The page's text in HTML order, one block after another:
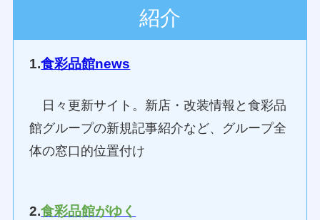
紹介
1.食彩品館news
日々更新サイト。新店・改装情報と食彩品
館グループの新規記事紹介など、グループ全
体の窓口的位置付け
2.食彩品館がゆく